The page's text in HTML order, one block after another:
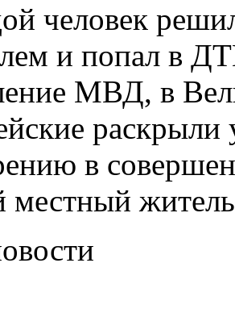
человек
и попал в
МВД, в
в
местный